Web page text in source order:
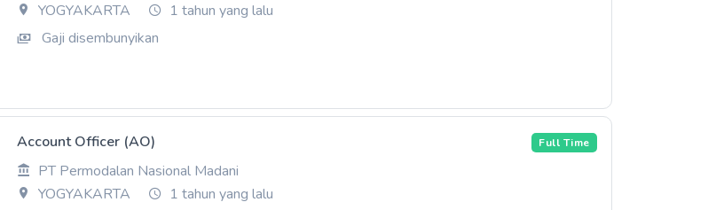
YOGYAKARTA
1 tahun yang lalu
Gaji disembunyikan
Account Officer (AO)
PT Permodalan Nasional Madani
YOGYAKARTA
1 tahun yang lalu
Full Time